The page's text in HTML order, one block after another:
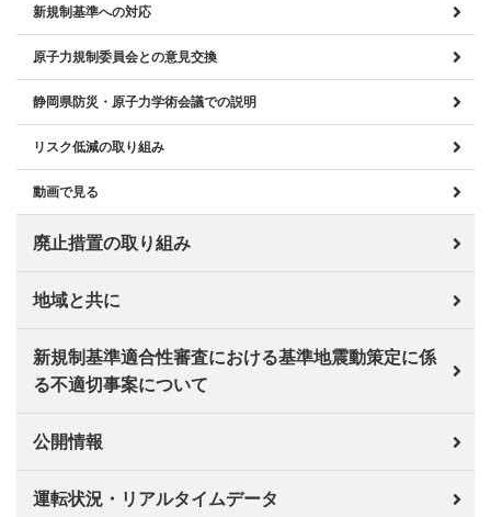
新規制基準への対応
原子力規制委員会との意見交換
静岡県防災・原子力学術会議での説明
リスク低減の取り組み
動画で見る
廃止措置の取り組み
地域と共に
新規制基準適合性審査における基準地震動策定に係
る不適切事案について
公開情報
運転状況・リアルタイムデータ